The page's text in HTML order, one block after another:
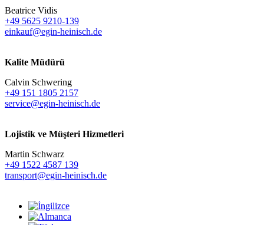
Beatrice Vidis
+49 5625 9210-139
einkauf@egin-heinisch.de
Kalite Müdürü
Calvin Schwering
+49 151 1805 2157
service@egin-heinisch.de
Lojistik ve Müşteri Hizmetleri
Martin Schwarz
+49 1522 4587 139
transport@egin-heinisch.de